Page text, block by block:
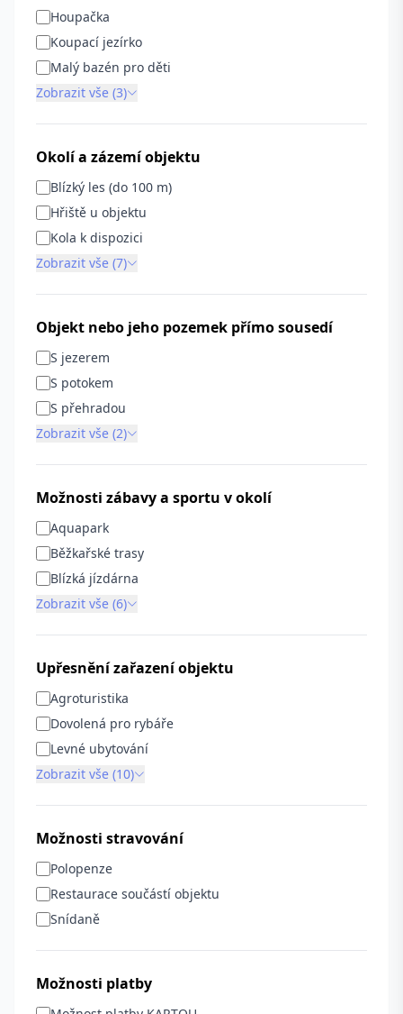
Houpačka
Koupací jezírko
Malý bazén pro děti
Zobrazit vše (3)
Okolí a zázemí objektu
Blízký les (do 100 m)
Hřiště u objektu
Kola k dispozici
Zobrazit vše (7)
Objekt nebo jeho pozemek přímo sousedí
S jezerem
S potokem
S přehradou
Zobrazit vše (2)
Možnosti zábavy a sportu v okolí
Aquapark
Běžkařské trasy
Blízká jízdárna
Zobrazit vše (6)
Upřesnění zařazení objektu
Agroturistika
Dovolená pro rybáře
Levné ubytování
Zobrazit vše (10)
Možnosti stravování
Polopenze
Restaurace součástí objektu
Snídaně
Možnosti platby